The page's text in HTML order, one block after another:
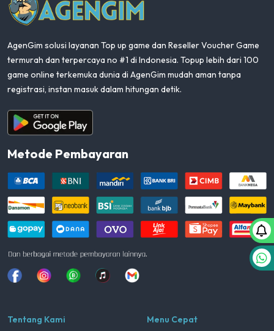
AgenGim solusi layanan Top up game dan Reseller Voucher Game
termurah dan terpercaya no #1 di Indonesia. Topup lebih dari 100
game online terkemuka dunia di AgenGim mudah aman tanpa
registrasi, instan masuk dalam hitungan detik.
Aplikasi Android
Metode Pembayaran
FacebookInstagramWhatsapp
Tiktok youtube
Tentang Kami Menu Cepat